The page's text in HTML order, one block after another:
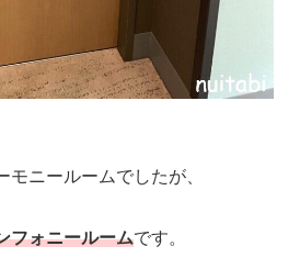
ニールームでしたが、
フォニールームです。